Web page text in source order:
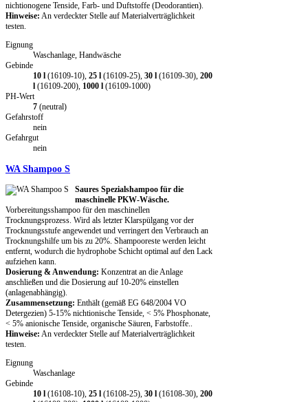
nichtionogene Tenside, Farb- und Duftstoffe (Deodorantien).
Hinweise: An verdeckter Stelle auf Materialverträglichkeit
testen.
Eignung
Waschanlage, Handwäsche
Gebinde
10 l (16109-10), 25 l (16109-25), 30 l (16109-30), 200
l (16109-200), 1000 l (16109-1000)
PH-Wert
7 (neutral)
Gefahrstoff
nein
Gefahrgut
nein
WA Shampoo S
Saures Spezialshampoo für die
maschinelle PKW-Wäsche.
Vorbereitungsshampoo für den maschinellen
Trocknungsprozess. Wird als letzter Klarspülgang vor der
Trocknungsstufe angewendet und verringert den Verbrauch an
Trocknungshilfe um bis zu 20%. Shampooreste werden leicht
entfernt, wodurch die hydrophobe Schicht optimal auf den Lack
aufziehen kann.
Dosierung & Anwendung: Konzentrat an die Anlage
anschließen und die Dosierung auf 10-20% einstellen
(anlagenabhängig).
Zusammensetzung: Enthält (gemäß EG 648/2004 VO
Detergezien) 5-15% nichtionische Tenside, < 5% Phosphonate,
< 5% anionische Tenside, organische Säuren, Farbstoffe..
Hinweise: An verdeckter Stelle auf Materialverträglichkeit
testen.
Eignung
Waschanlage
Gebinde
10 l (16108-10), 25 l (16108-25), 30 l (16108-30), 200